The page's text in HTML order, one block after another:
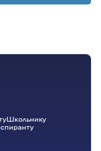
13:45
природы
Школьнику